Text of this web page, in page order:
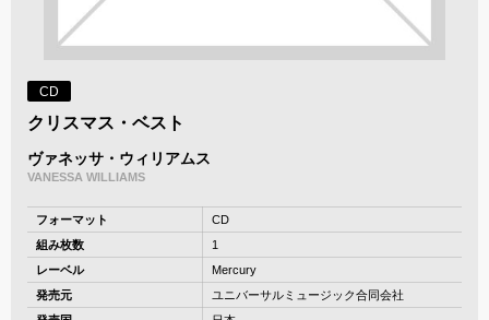
CD
クリスマス・ベスト
ヴァネッサ・ウィリアムス
VANESSA WILLIAMS
フォーマット
CD
組み枚数
1
レーベル
Mercury
発売元
ユニバーサルミュージック合同会社